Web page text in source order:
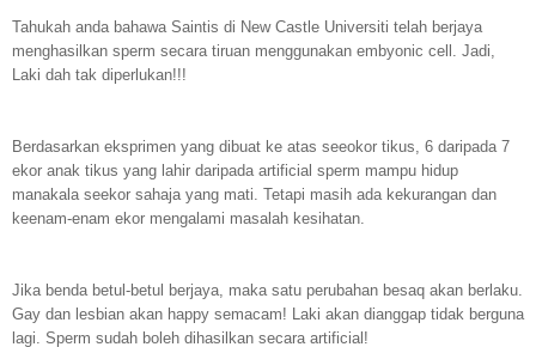
Tahukah anda bahawa Saintis di New Castle Universiti telah berjaya
menghasilkan sperm secara tiruan menggunakan embyonic cell. Jadi,
Laki dah tak diperlukan!!!
Berdasarkan eksprimen yang dibuat ke atas seeokor tikus, 6 daripada 7
ekor anak tikus yang lahir daripada artificial sperm mampu hidup
manakala seekor sahaja yang mati. Tetapi masih ada kekurangan dan
keenam-enam ekor mengalami masalah kesihatan.
Jika benda betul-betul berjaya, maka satu perubahan besaq akan berlaku.
Gay dan lesbian akan happy semacam! Laki akan dianggap tidak berguna
lagi. Sperm sudah boleh dihasilkan secara artificial!